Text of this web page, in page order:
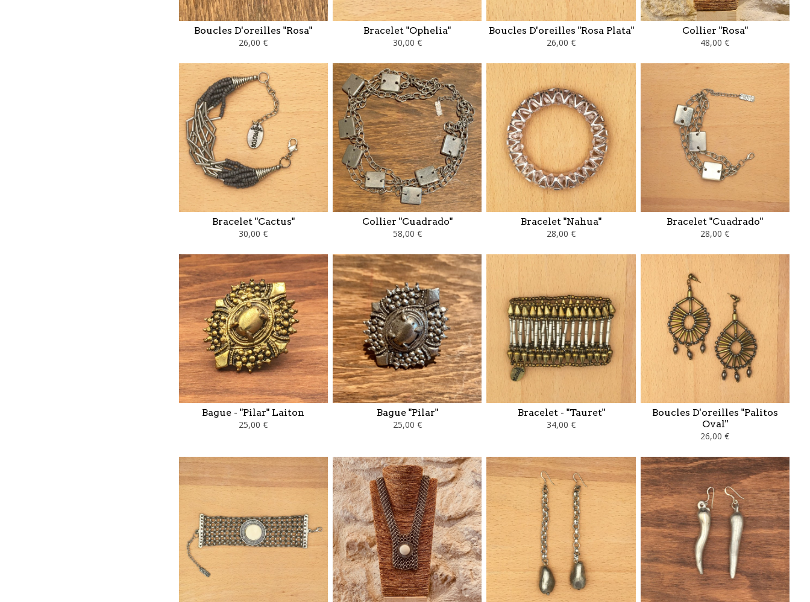
Boucles D'oreilles "Rosa"
26,00 €
Bracelet "Ophelia"
30,00 €
Boucles D'oreilles "Rosa Plata"
26,00 €
Collier "Rosa"
48,00 €
Bracelet "Cactus"
30,00 €
Collier "Cuadrado"
58,00 €
Bracelet "Nahua"
28,00 €
Bracelet "Cuadrado"
28,00 €
Bague - "Pilar" Laiton
25,00 €
Bague "Pilar"
25,00 €
Bracelet - "Tauret"
34,00 €
Boucles D'oreilles "Palitos
Oval"
26,00 €